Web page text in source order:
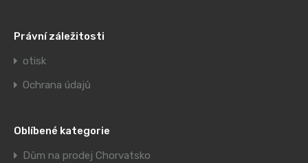
Právní záležitosti
otisk
Ochrana údajů
Oblíbené kategorie
Dům na prodej Chorvatsko